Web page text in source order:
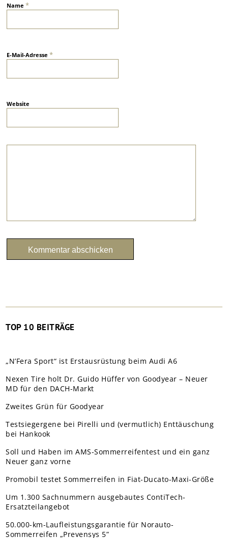
Name*
E-Mail-Adresse*
Website
TOP 10 BEITRÄGE
„N’Fera Sport“ ist Erstausrüstung beim Audi A6
Nexen Tire holt Dr. Guido Hüffer von Goodyear – Neuer
MD für den DACH-Markt
Zweites Grün für Goodyear
Testsiegergene bei Pirelli und (vermutlich) Enttäuschung
bei Hankook
Soll und Haben im AMS-Sommerreifentest und ein ganz
Neuer ganz vorne
Promobil testet Sommerreifen in Fiat-Ducato-Maxi-Größe
Um 1.300 Sachnummern ausgebautes ContiTech-
Ersatzteilangebot
50.000-km-Laufleistungsgarantie für Norauto-
Sommerreifen „Prevensys 5”